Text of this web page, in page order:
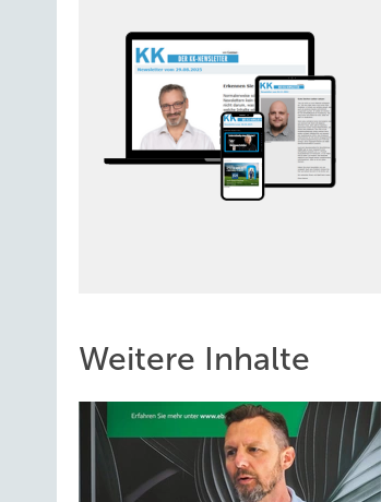
Weitere Inhalte